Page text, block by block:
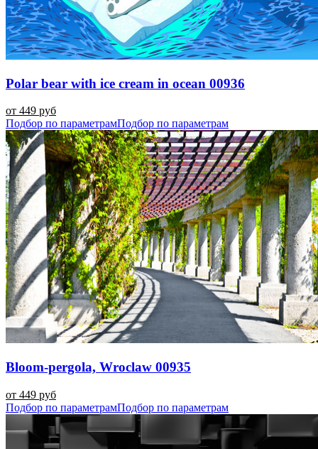
Polar bear with ice cream in ocean 00936
от 449 руб
Подбор по параметрамПодбор по параметрам
Bloom-pergola, Wroclaw 00935
от 449 руб
Подбор по параметрамПодбор по параметрам